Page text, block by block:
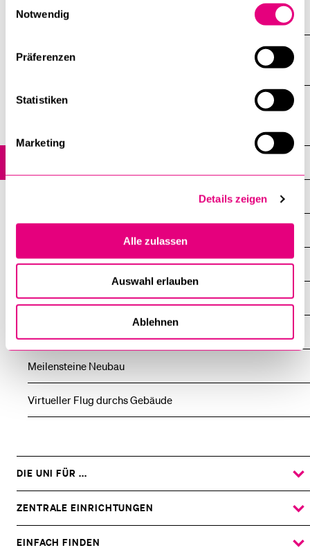
Notwendig
Präferenzen
Statistiken
Marketing
Details zeigen
Alle zulassen
Auswahl erlauben
Ablehnen
Raumvermietung
Gebäudeöffnungszeiten
Meilensteine Neubau
Virtueller Flug durchs Gebäude
Gebäudeöffnungszeiten
Gebäudeschema
DIE UNI FÜR ...
DAS
UNTERMENÜ
ZENTRALE EINRICHTUNGEN
DAS
UNTERMENÜ
EINFACH FINDEN